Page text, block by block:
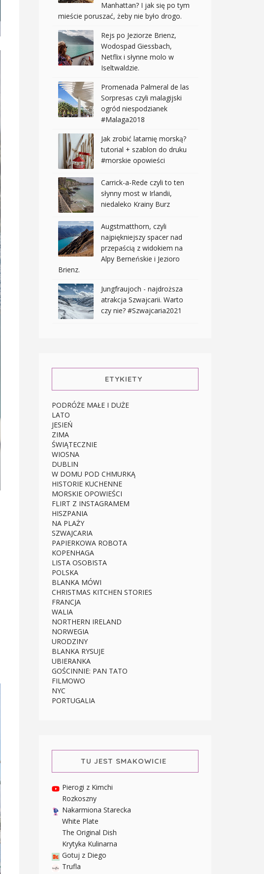
Manhattan? I jak się po tym
mieście poruszać, żeby nie było drogo.
Rejs po Jeziorze Brienz,
Wodospad Giessbach,
Netflix i słynne molo w
Iseltwaldzie.
Promenada Palmeral de las
Sorpresas czyli malagijski
ogród niespodzianek
#Malaga2018
Jak zrobić latarnię morską?
tutorial + szablon do druku
#morskie opowieści
Carrick-a-Rede czyli to ten
słynny most w Irlandii,
niedaleko Krainy Burz
Augstmatthorn, czyli
najpiękniejszy spacer nad
przepaścią z widokiem na
Alpy Berneńskie i Jezioro
Brienz.
Jungfraujoch - najdroższa
atrakcja Szwajcarii. Warto
czy nie? #Szwajcaria2021
ETYKIETY
PODRÓŻE MAŁE I DUŻE
LATO
JESIEŃ
ZIMA
ŚWIĄTECZNIE
WIOSNA
DUBLIN
W DOMU POD CHMURKĄ
HISTORIE KUCHENNE
MORSKIE OPOWIEŚCI
FLIRT Z INSTAGRAMEM
HISZPANIA
NA PLAŻY
SZWAJCARIA
PAPIERKOWA ROBOTA
KOPENHAGA
LISTA OSOBISTA
POLSKA
BLANKA MÓWI
CHRISTMAS KITCHEN STORIES
FRANCJA
WALIA
NORTHERN IRELAND
NORWEGIA
URODZINY
BLANKA RYSUJE
UBIERANKA
GOŚCINNIE: PAN TATO
FILMOWO
NYC
PORTUGALIA
TU JEST SMAKOWICIE
Pierogi z Kimchi
Rozkoszny
Nakarmiona Starecka
White Plate
The Original Dish
Krytyka Kulinarna
Gotuj z Diego
Trufla